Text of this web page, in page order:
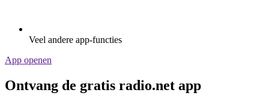
Veel andere app-functies
App openen
Ontvang de gratis radio.net app